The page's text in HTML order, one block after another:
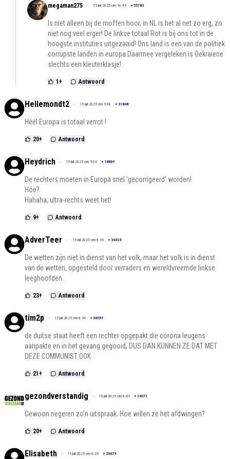
megaman275 15 juli 2025 om 16:49 + 55783
Is niet alleen bij de moffen hoor, in NL is het al net zo erg, zo
niet nog veel erger! De linkse totaal Rot is bij ons tot in de
hoogste instituties uitgezaaid! Ons land is een van de politiek
corrupste landen in europa.Daarmee vergeleken is Oekraiene
slechts een kleuterklasje!
1+ Antwoord
Hellemondt2 15 juli 2025 om 9:08 + 31848
Héél Europa is totaal verrot !
20+ Antwoord
Heydrich 15 juli 2025 om 9:04 + 18809
De rechters moeten in Europa snel 'gecorrigeerd' worden!
Hoe?
Hahaha, ultra-rechts weet het!
9+ Antwoord
AdverTeer 15 juli 2025 om 8:54 + 34424
De wetten zijn niet in dienst van het volk, maar het volk is in dienst
van de wetten, opgesteld door verraders en wereldvreemde linkse
leeghoofden.
23+ Antwoord
tim2p 15 juli 2025 om 8:54 + 36567
de duitse staat heeft een rechter opgepakt die corona leugens
aanpakte en in het gevang gegooid, DUS DAN KUNNEN ZE DAT MET
DEZE COMMUNIST OOK
21+ Antwoord
gezondverstandig 15 juli 2025 om 8:49 + 24571
Gewoon negeren zo'n uitspraak. Hoe willen ze het afdwingen?
20+ Antwoord
Elisabeth 15 juli 2025 om 8:39 + 20679